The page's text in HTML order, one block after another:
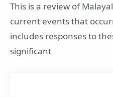
This is a review of
current events that
includes responses to
significant